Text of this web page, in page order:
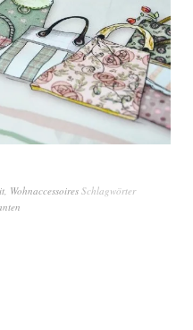
, Wohnaccessoires Schlagwörter